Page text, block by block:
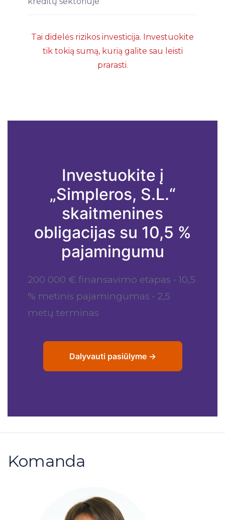
Tai didelės rizikos investicija. Investuokite
tik tokią sumą, kurią galite sau leisti
prarasti.
Investuokite į
„Simpleros, S.L.“
skaitmenines
obligacijas su 10,5 %
pajamingumu
200 000 € finansavimo etapas • 10,5
% metinis pajamingumas • 2,5
metų terminas
Dalyvauti pasiūlyme →
Komanda